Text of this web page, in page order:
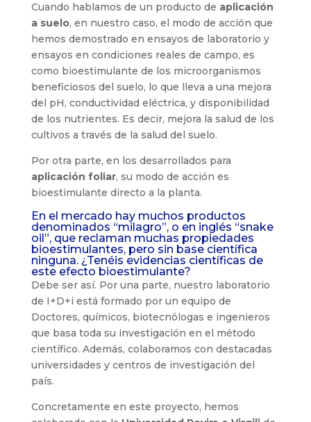
Cuando hablamos de un producto de aplicación
a suelo, en nuestro caso, el modo de acción que
hemos demostrado en ensayos de laboratorio y
ensayos en condiciones reales de campo, es
como bioestimulante de los microorganismos
beneficiosos del suelo, lo que lleva a una mejora
del pH, conductividad eléctrica, y disponibilidad
de los nutrientes. Es decir, mejora la salud de los
cultivos a través de la salud del suelo.
Por otra parte, en los desarrollados para
aplicación foliar, su modo de acción es
bioestimulante directo a la planta.
En el mercado hay muchos productos
denominados “milagro”, o en inglés “snake
oil”, que reclaman muchas propiedades
bioestimulantes, pero sin base científica
ninguna. ¿Tenéis evidencias científicas de
este efecto bioestimulante?
Debe ser así. Por una parte, nuestro laboratorio
de I+D+i está formado por un equipo de
Doctores, químicos, biotecnólogas e ingenieros
que basa toda su investigación en el método
científico. Además, colaboramos con destacadas
universidades y centros de investigación del
país.
Concretamente en este proyecto, hemos